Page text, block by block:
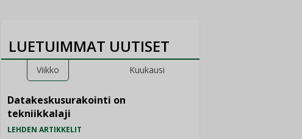
LUETUIMMAT UUTISET
Viikko Kuukausi
Datakeskusurakointi on
tekniikkalaji
LEHDEN ARTIKKELIT